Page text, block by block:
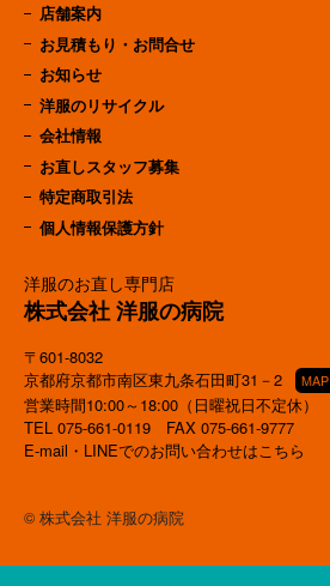
洋服のお直し専門店
株式会社 洋服の病院
〒601-8032
京都府京都市南区東九条石田町31－2
MAP
営業時間10:00～18:00（日曜祝日不定休）
TEL 075-661-0119 FAX 075-661-9777
E-mail・LINEでのお問い合わせはこちら
店舗案内
お見積もり・お問合せ
お知らせ
洋服のリサイクル
会社情報
お直しスタッフ募集
特定商取引法
個人情報保護方針
© 株式会社 洋服の病院